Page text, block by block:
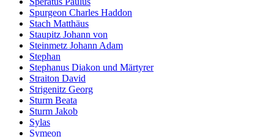
Spurgeon Charles Haddon
Stach Matthäus
Staupitz Johann von
Steinmetz Johann Adam
Stephan
Stephanus Diakon und Märtyrer
Straiton David
Strigenitz Georg
Sturm Beata
Sturm Jakob
Sylas
Symeon